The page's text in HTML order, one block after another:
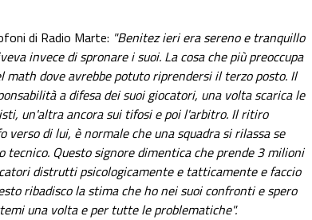
di Radio Marte: "Benitez ieri era sereno e tranquillo
invece di spronare i suoi. La cosa che più preoccupa
math dove avrebbe potuto riprendersi il terzo posto. Il
a difesa dei suoi giocatori, una volta scarica le
un'altra ancora sui tifosi e poi l'arbitro. Il ritiro
verso di lui, è normale che una squadra si rilassa se
tecnico. Questo signore dimentica che prende 3 milioni
distrutti psicologicamente e tatticamente e faccio
ribadisco la stima che ho nei suoi confronti e spero
una volta e per tutte le problematiche".